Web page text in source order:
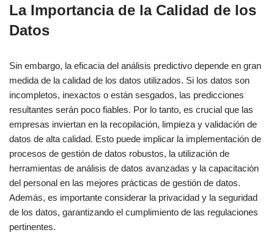
La Importancia de la Calidad de los
Datos
Sin embargo, la eficacia del análisis predictivo depende en gran
medida de la calidad de los datos utilizados. Si los datos son
incompletos, inexactos o están sesgados, las predicciones
resultantes serán poco fiables. Por lo tanto, es crucial que las
empresas inviertan en la recopilación, limpieza y validación de
datos de alta calidad. Esto puede implicar la implementación de
procesos de gestión de datos robustos, la utilización de
herramientas de análisis de datos avanzadas y la capacitación
del personal en las mejores prácticas de gestión de datos.
Además, es importante considerar la privacidad y la seguridad
de los datos, garantizando el cumplimiento de las regulaciones
pertinentes.